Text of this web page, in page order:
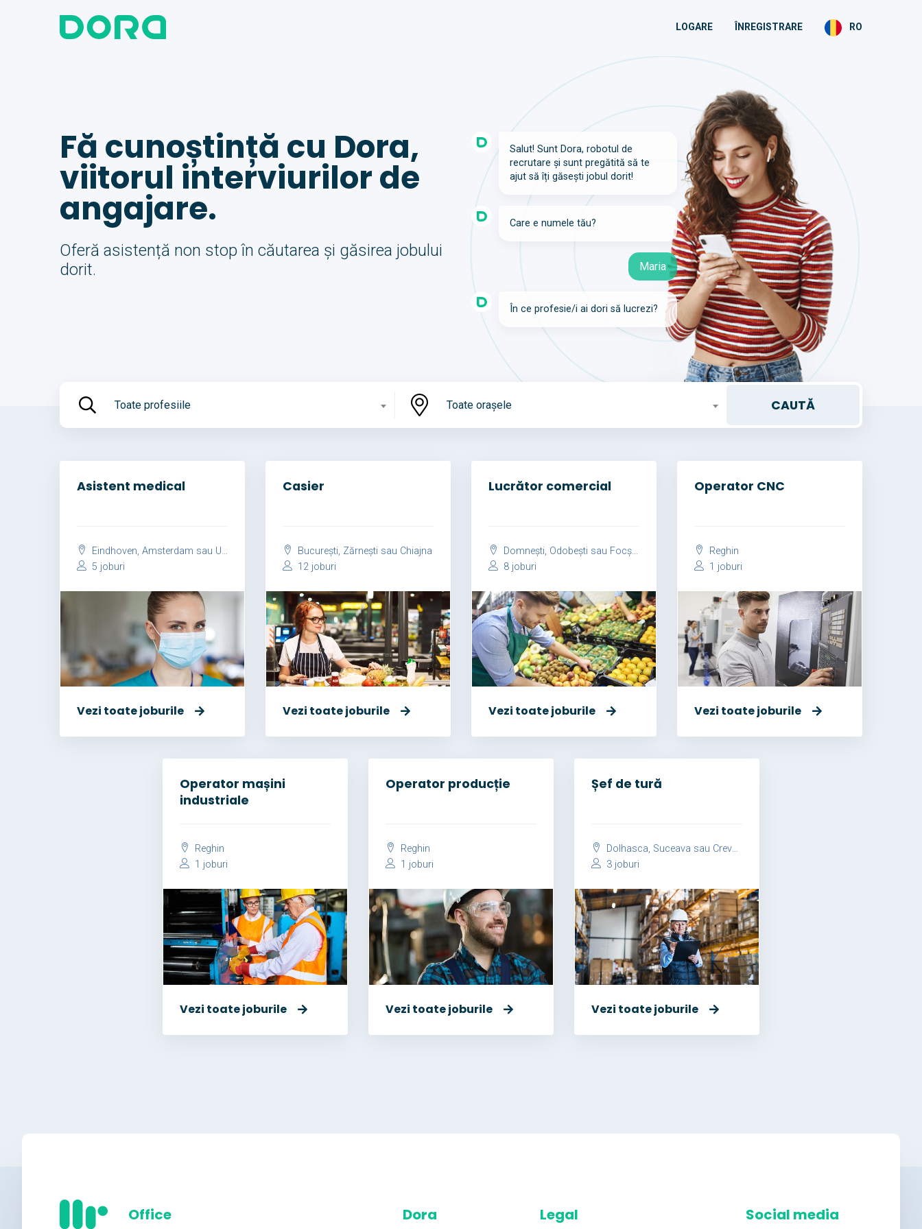
LOGARE ÎNREGISTRARE RO
Fă cunoștință cu Dora,
viitorul interviurilor de
angajare.
Oferă asistență non stop în căutarea și găsirea jobului
dorit.
Salut! Sunt Dora, robotul de
recrutare și sunt pregătită să te
ajut să îți găsești jobul dorit!
Care e numele tău?
Maria
În ce profesie/i ai dori să lucrezi?
Toate profesiile Toate orașele
Asistent medical
Eindhoven, Amsterdam sau Utrecht
5 joburi
Vezi toate joburile
Casier
București, Zărnești sau Chiajna
12 joburi
Vezi toate joburile
Lucrător comercial
Domnești, Odobești sau Focșani
8 joburi
Vezi toate joburile
Operator CNC
Reghin
1 joburi
Vezi toate joburile
Operator mașini
industriale
Reghin
1 joburi
Vezi toate joburile
Operator producție
Reghin
1 joburi
Vezi toate joburile
Șef de tură
Dolhasca, Suceava sau Crevedia Mare
3 joburi
Vezi toate joburile
Office Dora Legal Social media